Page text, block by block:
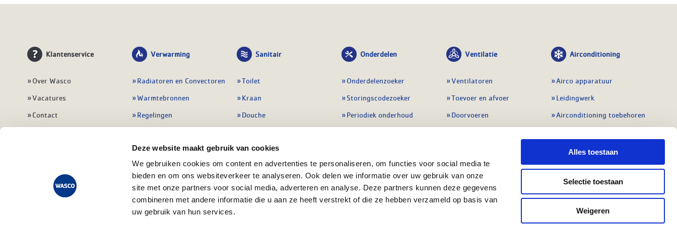
Deze website maakt gebruik van cookies
We gebruiken cookies om content en advertenties te personaliseren, om functies voor social media te
bieden en om ons websiteverkeer te analyseren. Ook delen we informatie over uw gebruik van onze
site met onze partners voor social media, adverteren en analyse. Deze partners kunnen deze gegevens
combineren met andere informatie die u aan ze heeft verstrekt of die ze hebben verzameld op basis van
uw gebruik van hun services.
Alles toestaan
Selectie toestaan
Weigeren
Klantenservice
Over Wasco
Vacatures
Contact
Veelgestelde vragen
Verwarming
Radiatoren en Convectoren
Warmtebronnen
Regelingen
Leidingwerk
Warmwatertoestellen
Alle verwarming
Sanitair
Toilet
Kraan
Douche
Badmeubel
Afvoeren
Alle sanitair
Onderdelen
Onderdelenzoeker
Storingscodezoeker
Periodiek onderhoud
Preventie & detectie
Alle onderdelen
Ventilatie
Ventilatoren
Toevoer en afvoer
Doorvoeren
Regelingen
Airconditioning
Airco apparatuur
Leidingwerk
Airconditioning toebehoren
Regelapparatuur
Alle koeling